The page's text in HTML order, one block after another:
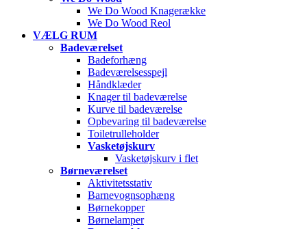
We Do Wood Knagerække
We Do Wood Reol
VÆLG RUM
Badeværelset
Badeforhæng
Badeværelsesspejl
Håndklæder
Knager til badeværelse
Kurve til badeværelse
Opbevaring til badeværelse
Toiletrulleholder
Vasketøjskurv
Vasketøjskurv i flet
Børneværelset
Aktivitetsstativ
Barnevognsophæng
Børnekopper
Børnelamper